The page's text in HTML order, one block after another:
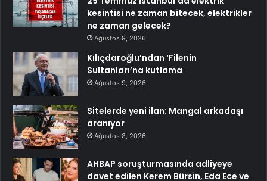
kesintisi ne zaman bitecek, elektrikler
ne zaman gelecek?
Ağustos 9, 2026
Kılıçdaroğlu’ndan ‘Filenin
Sultanları’na kutlama
Ağustos 9, 2026
Sitelerde yeni ilan: Mangal arkadaşı
aranıyor
Ağustos 8, 2026
AHBAP soruşturmasında adliyeye
davet edilen Kerem Bürsin, Eda Ece ve